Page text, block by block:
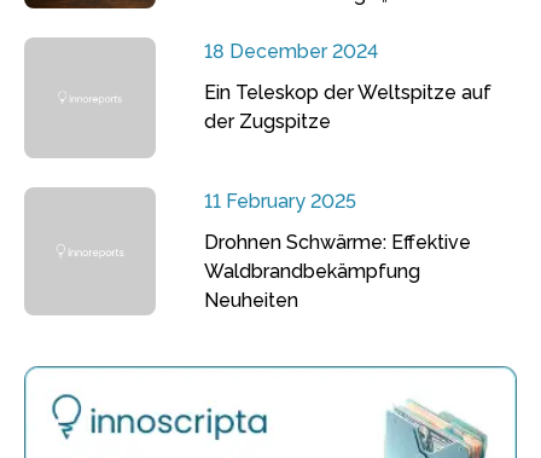
18 December 2024
Ein Teleskop der Weltspitze auf
der Zugspitze
11 February 2025
Drohnen Schwärme: Effektive
Waldbrandbekämpfung
Neuheiten